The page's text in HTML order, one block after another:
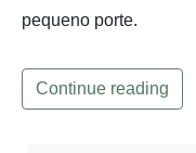
pequeno porte.
Continue reading